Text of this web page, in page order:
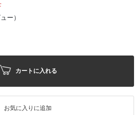
ー）
カートに入れる
お気に入りに追加